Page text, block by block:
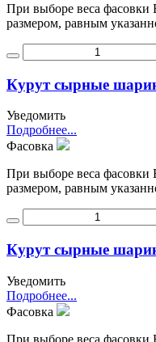
При выборе веса фасовки
размером, равным
Курут сырные
Уведомить
Подробнее...
Фасовка
При выборе веса фасовки
размером, равным
Курут сырные
Уведомить
Подробнее...
Фасовка
При выборе веса фасовки